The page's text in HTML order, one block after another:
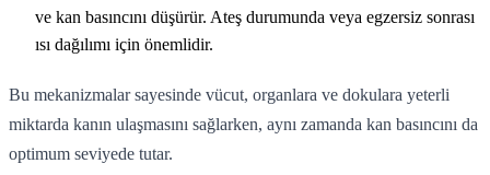
ve kan basıncını düşürür. Ateş durumunda veya egzersiz sonrası
ısı dağılımı için önemlidir.
Bu mekanizmalar sayesinde vücut, organlara ve dokulara yeterli
miktarda kanın ulaşmasını sağlarken, aynı zamanda kan basıncını da
optimum seviyede tutar.